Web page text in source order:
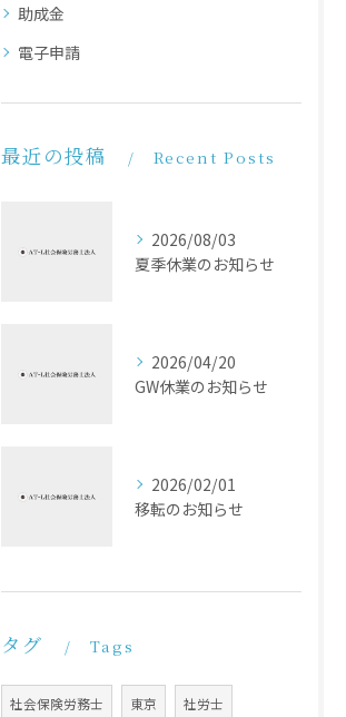
助成金
電子申請
最近の投稿 Recent Posts
2026/08/03
夏季休業のお知らせ
2026/04/20
GW休業のお知らせ
2026/02/01
移転のお知らせ
タグ Tags
社会保険労務士 東京 社労士